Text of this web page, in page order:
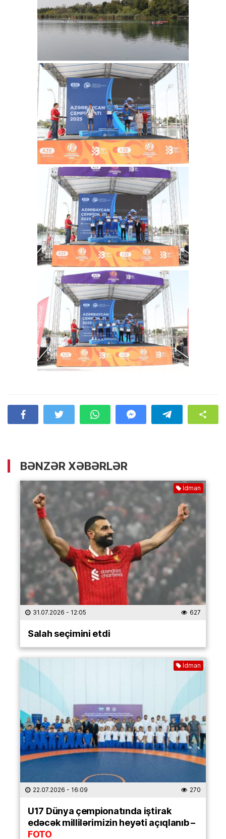
BƏNZƏR XƏBƏRLƏR
İdman
31.07.2026 - 12:05 627
Salah seçimini etdi
İdman
22.07.2026 - 16:09 270
U17 Dünya çempionatında iştirak
edəcək millilərimizin heyəti açıqlanıb –
FOTO